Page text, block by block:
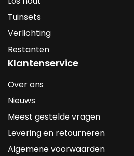
Tuinsets
Verlichting
Restanten
Klantenservice
Over ons
Nieuws
Meest gestelde vragen
Levering en retourneren
Algemene voorwaarden